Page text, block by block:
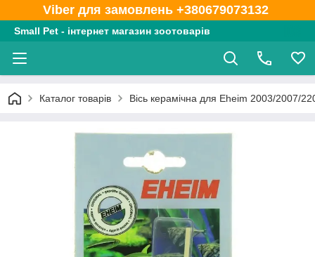
Viber для замовлень +380679073132
Small Pet - інтернет магазин зоотоварів
Каталог товарів Вісь керамічна для Eheim 2003/2007/